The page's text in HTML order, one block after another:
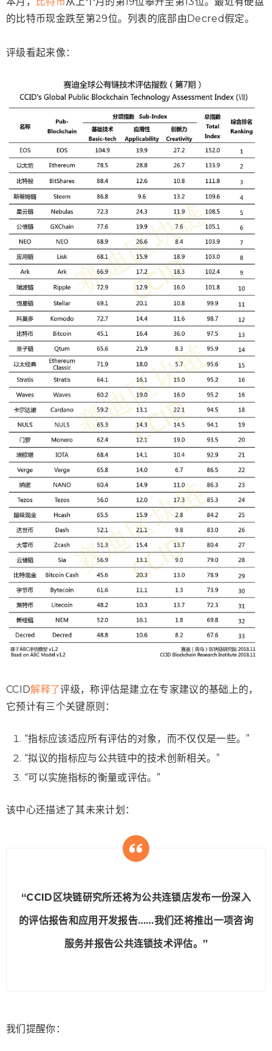
的比特币现金跌至第29位。列表的底部由Decred假定。
评级看起来像：
CCID解释了评级，称评估是建立在专家建议的基础上的，
它预计有三个关键原则：
“指标应该适应所有评估的对象，而不仅仅是一些。”
“拟议的指标应与公共链中的技术创新相关。”
“可以实施指标的衡量或评估。”
该中心还描述了其未来计划：
“CCID区块链研究所还将为公共连锁店发布一份深入
的评估报告和应用开发报告……我们还将推出一项咨询
服务并报告公共连锁技术评估。”
我们提醒你：